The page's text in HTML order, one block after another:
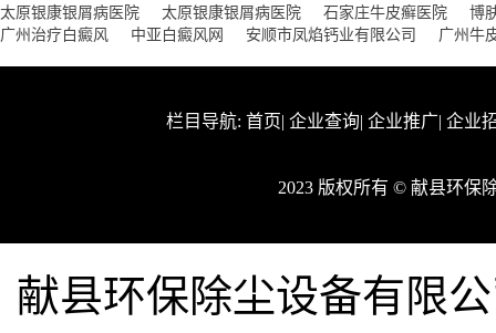
太原银康银屑病医院
太原银康银屑病医院 石家庄牛皮癣医院
博
广州治疗白癜风
中亚白癜风网 安顺市凤焰钙业有限公司 广州牛
栏目导航: 首页| 企业查询| 企业推广| 企业
2023 版权所有 © 献县环保
献县环保除尘设备有限